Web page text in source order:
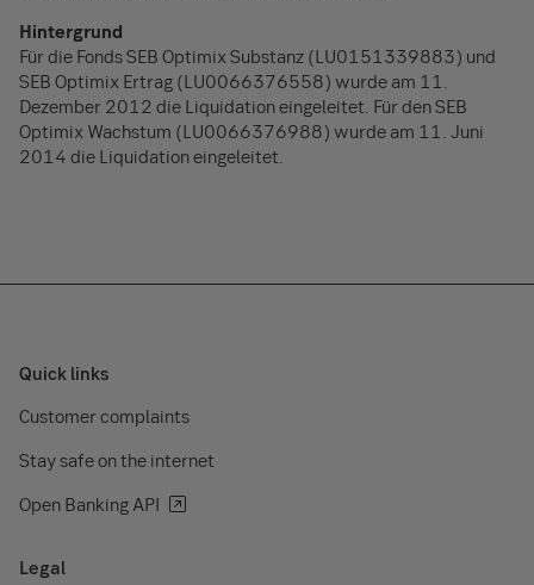
Hintergrund
Für die Fonds SEB Optimix Substanz (LU0151339883) und
SEB Optimix Ertrag (LU0066376558) wurde am 11.
Dezember 2012 die Liquidation eingeleitet. Für den SEB
Optimix Wachstum (LU0066376988) wurde am 11. Juni
2014 die Liquidation eingeleitet.
Quick links
Customer complaints
Stay safe on the internet
Open Banking API
Legal